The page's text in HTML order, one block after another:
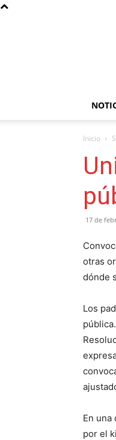
Inicio
17 de
otras
dónde
Los
En
por el